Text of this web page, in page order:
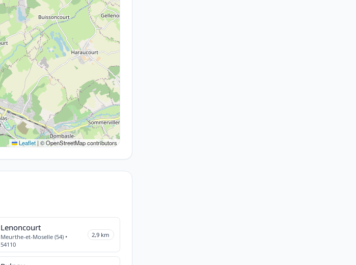
Leaflet | © OpenStreetMap contributors
Lenoncourt
Meurthe-et-Moselle (54) •
54110
2,9 km